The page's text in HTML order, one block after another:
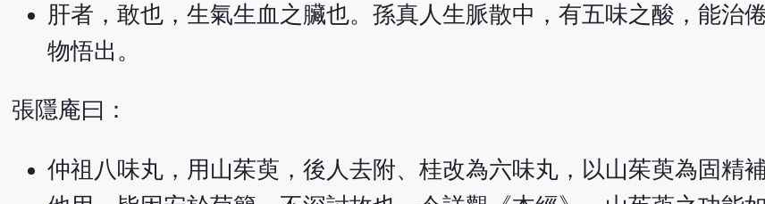
肝者，敢也，生氣生血之臟也。孫真人生脈散中，有五味之酸，能治
物悟出。
張隱庵曰：
仲祖八味丸，用山茱萸，後人去附、桂改為六味丸，以山茱萸為固精